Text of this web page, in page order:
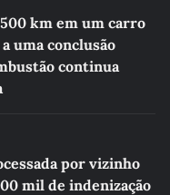
km em um carro
uma conclusão
continua
por vizinho
mil de indenização